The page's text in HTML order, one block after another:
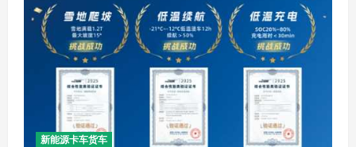
给
出
寒
区
物
流
可
靠
方
案
新能源卡车货车